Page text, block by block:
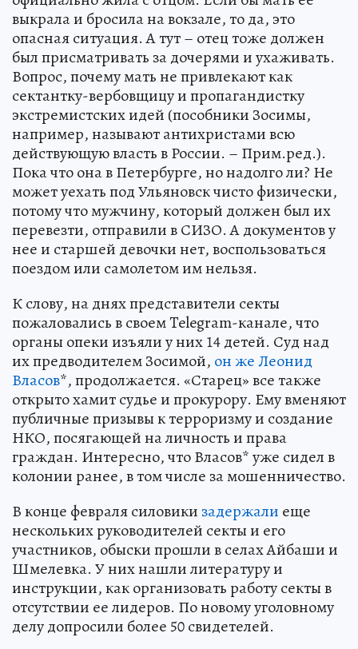
выкрала и бросила на вокзале, то да, это
опасная ситуация. А тут – отец тоже должен
был присматривать за дочерями и ухаживать.
Вопрос, почему мать не привлекают как
сектантку-вербовщицу и пропагандистку
экстремистских идей (пособники Зосимы,
например, называют антихристами всю
действующую власть в России. – Прим.ред.).
Пока что она в Петербурге, но надолго ли? Не
может уехать под Ульяновск чисто физически,
потому что мужчину, который должен был их
перевезти, отправили в СИЗО. А документов у
нее и старшей девочки нет, воспользоваться
поездом или самолетом им нельзя.
К слову, на днях представители секты
пожаловались в своем Telegram-канале, что
органы опеки изъяли у них 14 детей. Суд над
их предводителем Зосимой, он же Леонид
Власов*, продолжается. «Старец» все также
открыто хамит судье и прокурору. Ему вменяют
публичные призывы к терроризму и создание
НКО, посягающей на личность и права
граждан. Интересно, что Власов* уже сидел в
колонии ранее, в том числе за мошенничество.
В конце февраля силовики задержали еще
нескольких руководителей секты и его
участников, обыски прошли в селах Айбаши и
Шмелевка. У них нашли литературу и
инструкции, как организовать работу секты в
отсутствии ее лидеров. По новому уголовному
делу допросили более 50 свидетелей.